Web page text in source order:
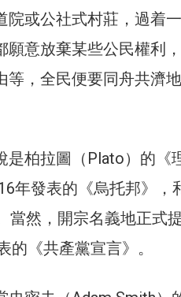
院或公社式村莊，過着
意放棄某些公民權利
等，全民便要同舟共濟
是柏拉圖（Plato）的《
年發表的《烏托邦》，
當然，開宗名義地正式
《共產黨宣言》。